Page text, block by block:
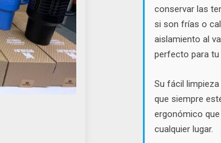
conservar las
si son frías o
aislamiento al
perfecto para tu
Su fácil
que siempre
ergonómico
cualquier lugar.